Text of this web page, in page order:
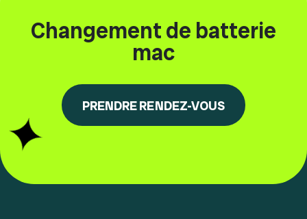
Changement de batterie
mac
PRENDRE RENDEZ-VOUS